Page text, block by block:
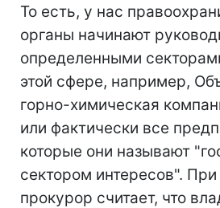
То есть, у нас
органы начинают
определенными
этой сфере, например,
горно-химическая
или фактически все
которые они называют
сектором интересов".
прокурор считает, что